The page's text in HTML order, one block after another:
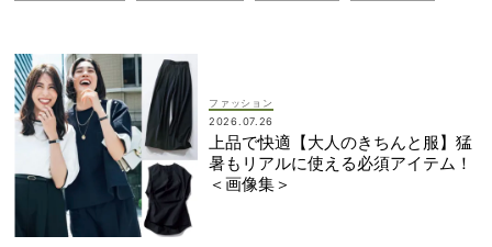
ファッション
2026.07.26
上品で快適【大人のきちんと服】猛
暑もリアルに使える必須アイテム！
＜画像集＞